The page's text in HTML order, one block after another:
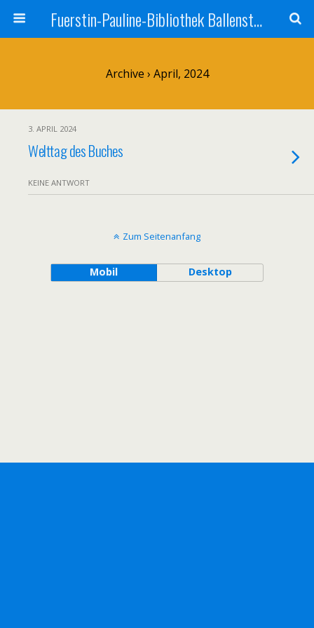
Fuerstin-Pauline-Bibliothek Ballenstedt
Archive › April, 2024
3. APRIL 2024
Welttag des Buches
KEINE ANTWORT
Zum Seitenanfang
Mobil Desktop